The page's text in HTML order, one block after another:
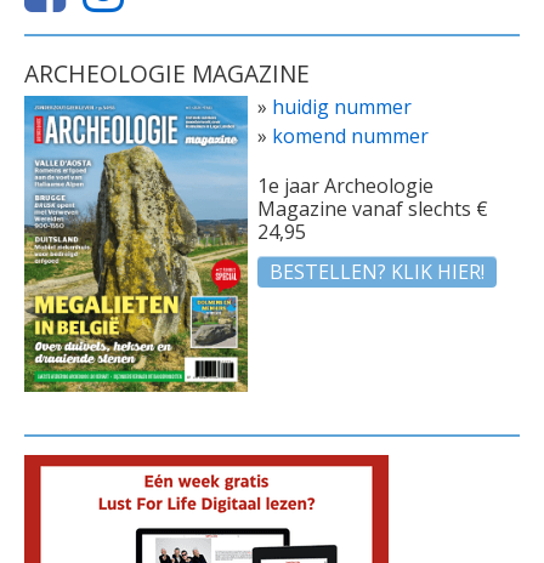
ARCHEOLOGIE MAGAZINE
» huidig nummer
» komend nummer
1e jaar Archeologie
Magazine vanaf slechts €
24,95
BESTELLEN? KLIK HIER!